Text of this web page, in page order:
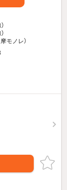
モノレ）